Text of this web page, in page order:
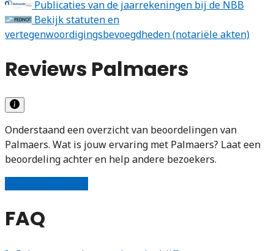
Publicaties van de jaarrekeningen bij de NBB
Bekijk statuten en
vertegenwoordigingsbevoegdheden (notariële akten)
Reviews Palmaers
Onderstaand een overzicht van beoordelingen van
Palmaers. Wat is jouw ervaring met Palmaers? Laat een
beoordeling achter en help andere bezoekers.
FAQ